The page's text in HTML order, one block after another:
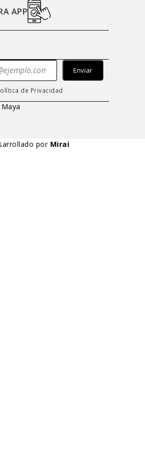
APP
Enviar
de Privacidad
por Mirai